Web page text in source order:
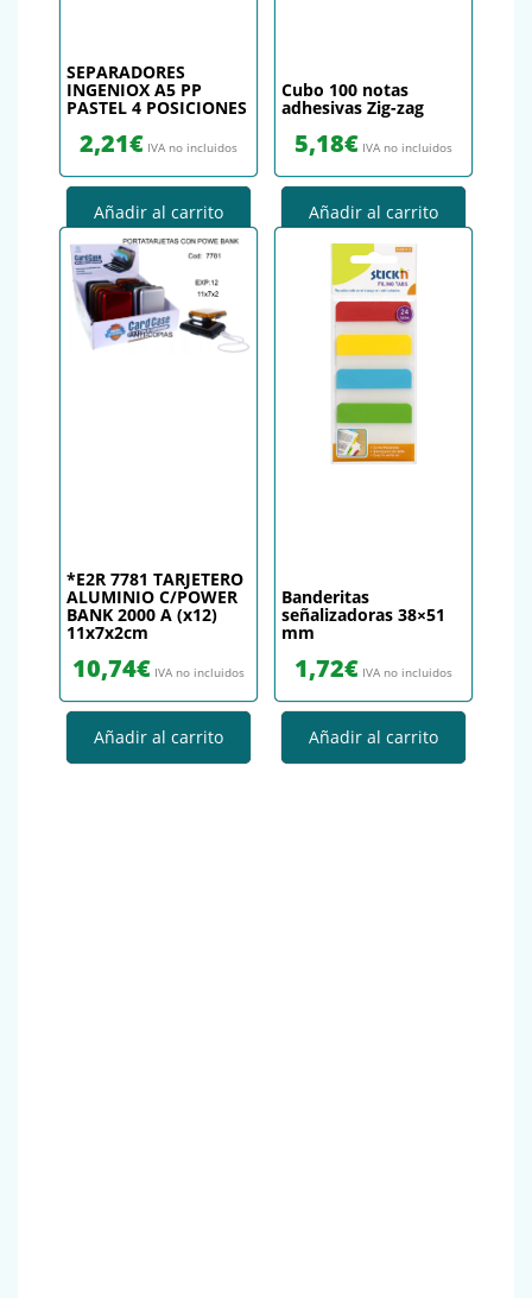
SEPARADORES
INGENIOX A5 PP
PASTEL 4 POSICIONES
2,21€ IVA no incluidos
Añadir al carrito
Cubo 100 notas
adhesivas Zig-zag
5,18€ IVA no incluidos
Añadir al carrito
*E2R 7781 TARJETERO
ALUMINIO C/POWER
BANK 2000 A (x12)
11x7x2cm
10,74€ IVA no incluidos
Añadir al carrito
Banderitas
señalizadoras 38×51
mm
1,72€ IVA no incluidos
Añadir al carrito